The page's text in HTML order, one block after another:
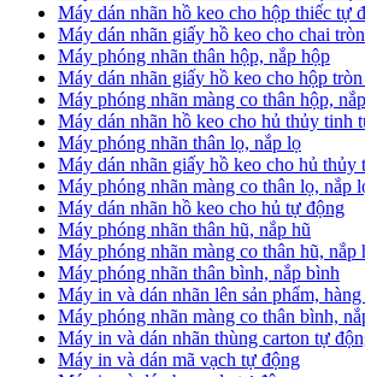
Máy dán nhãn hồ keo cho hộp thiếc tự
Máy dán nhãn giấy hồ keo cho chai
Máy phóng nhãn thân hộp, nắp hộp
Máy dán nhãn giấy hồ keo cho hộp
Máy phóng nhãn màng co thân hộp,
Máy dán nhãn hồ keo cho hủ thủy tinh
Máy phóng nhãn thân lọ, nắp lọ
Máy dán nhãn giấy hồ keo cho hủ thủy
Máy phóng nhãn màng co thân lọ, nắp
Máy dán nhãn hồ keo cho hủ tự động
Máy phóng nhãn thân hũ, nắp hũ
Máy phóng nhãn màng co thân hũ, nắp
Máy phóng nhãn thân bình, nắp bình
Máy in và dán nhãn lên sản phẩm,
Máy phóng nhãn màng co thân bình,
Máy in và dán nhãn thùng carton tự
Máy in và dán mã vạch tự động